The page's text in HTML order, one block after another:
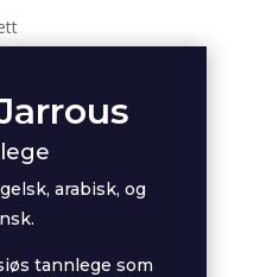
arabisk, og
tannlege som